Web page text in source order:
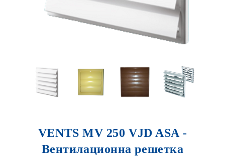
VENTS MV 250 VJD ASA -
Вентилационна решетка